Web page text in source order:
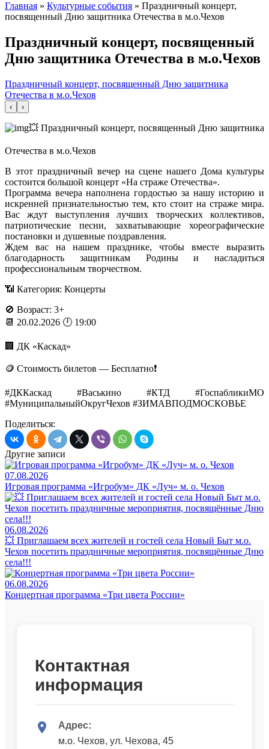
Главная » Культурные события » Праздничный концерт,
посвященный Дню защитника Отечества в м.о.Чехов
Праздничный концерт, посвященный
Дню защитника Отечества в м.о.Чехов
Праздничный концерт, посвященный Дню защитника
Отечества в м.о.Чехов
‹ ›
💥 Праздничный концерт, посвященный Дню защитника
Отечества в м.о.Чехов
В этот праздничный вечер на сцене нашего Дома культуры
состоится большой концерт «На страже Отечества».
Программа вечера наполнена гордостью за нашу историю и
искренней признательностью тем, кто стоит на страже мира.
Вас ждут выступления лучших творческих коллективов,
патриотические песни, захватывающие хореографические
постановки и душевные поздравления.
Ждем вас на нашем празднике, чтобы вместе выразить
благодарность защитникам Родины и насладиться
профессиональным творчеством.
📶 Категория: Концерты
🚫 Возраст: 3+
📆 20.02.2026 🕛 19:00
🏢 ДК «Каскад»
🪙 Стоимость билетов — Бесплатно❗️
#ДККаскад #Васькино #КТД #ГоспабликиМО
#МуниципальныйОкругЧехов #ЗИМАВПОДМОСКОВЬЕ
Поделиться:
Другие записи
07.08.2026
Игровая программа «Игробум» ДК «Луч» м. о. Чехов
06.08.2026
💥 Приглашаем всех жителей и гостей села Новый Быт м.о.
Чехов посетить праздничные мероприятия, посвящённые Дню
села!!!
06.08.2026
Концертная программа «Три цвета России»
Контактная
информация
Адрес:
м.о. Чехов, ул. Чехова, 45